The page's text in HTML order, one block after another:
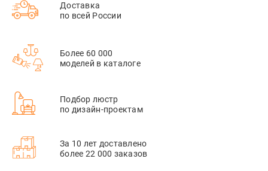
Доставка
по всей России
Более 60 000
моделей в каталоге
Подбор люстр
по дизайн-проектам
За 10 лет доставлено
более 22 000 заказов